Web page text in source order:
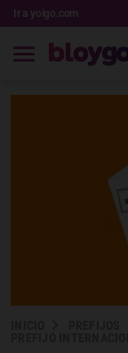
Ir a yoigo.com